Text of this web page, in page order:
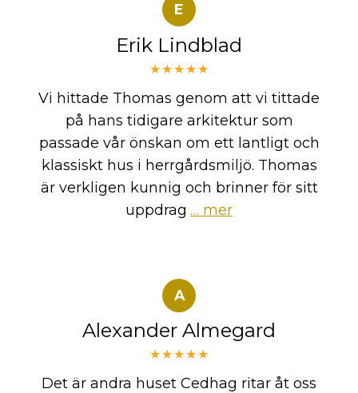
E
Erik Lindblad
★★★★★
Vi hittade Thomas genom att vi tittade
på hans tidigare arkitektur som
passade vår önskan om ett lantligt och
klassiskt hus i herrgårdsmiljö. Thomas
är verkligen kunnig och brinner för sitt
uppdrag … mer
A
Alexander Almegard
★★★★★
Det är andra huset Cedhag ritar åt oss